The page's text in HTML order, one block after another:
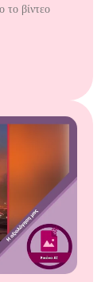
το βίντεο